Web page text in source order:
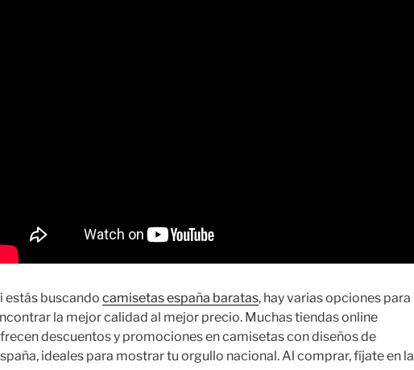
estás buscando camisetas españa baratas, hay varias opciones para
la mejor calidad al mejor precio. Muchas tiendas online
descuentos y promociones en camisetas con diseños de
ideales para mostrar tu orgullo nacional. Al comprar, fíjate en la